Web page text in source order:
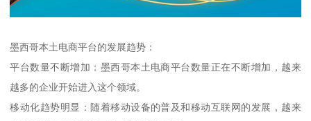
墨西哥本土电商平台的发展趋势：
平台数量不断增加：墨西哥本土电商平台数量正在不断增加，越来
越多的企业开始进入这个领域。
移动化趋势明显：随着移动设备的普及和移动互联网的发展，越来